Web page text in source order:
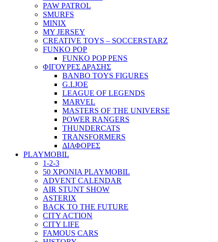
PAW PATROL
SMURFS
MINIX
MY JERSEY
CREATIVE TOYS – SOCCERSTARZ
FUNKO POP
FUNKO POP PENS
ΦΙΓΟΥΡΕΣ ΔΡΑΣΗΣ
BANBO TOYS FIGURES
G.I.JOE
LEAGUE OF LEGENDS
MARVEL
MASTERS OF THE UNIVERSE
POWER RANGERS
THUNDERCATS
TRANSFORMERS
ΔΙΑΦΟΡΕΣ
PLAYMOBIL
1-2-3
50 ΧΡΟΝΙΑ PLAYMOBIL
ADVENT CALENDAR
AIR STUNT SHOW
ASTERIX
BACK TO THE FUTURE
CITY ACTION
CITY LIFE
FAMOUS CARS